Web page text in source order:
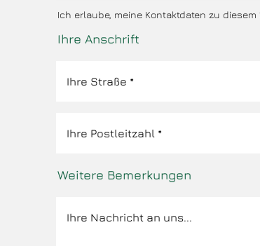
Ich erlaube, meine Kontaktdaten zu
Ihre Anschrift
Weitere Bemerkungen